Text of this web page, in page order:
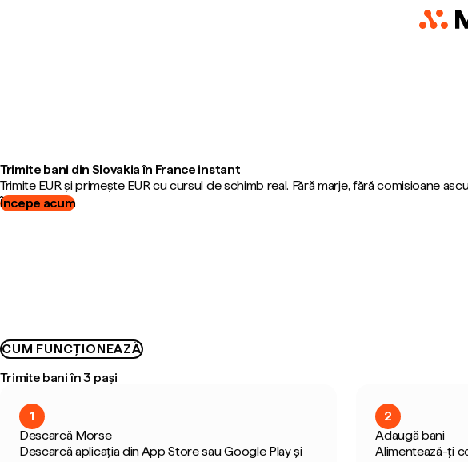
Trimite bani din Slovakia în France instant
Trimite EUR și primește EUR cu cursul de schimb real. Fără marje, fără comisioane
Începe acum
CUM FUNCȚIONEAZĂ
Trimite bani în 3 pași
1
Descarcă Morse
Descarcă aplicația din App Store sau Google Play și
2
Adaugă bani
Alimentează-ți